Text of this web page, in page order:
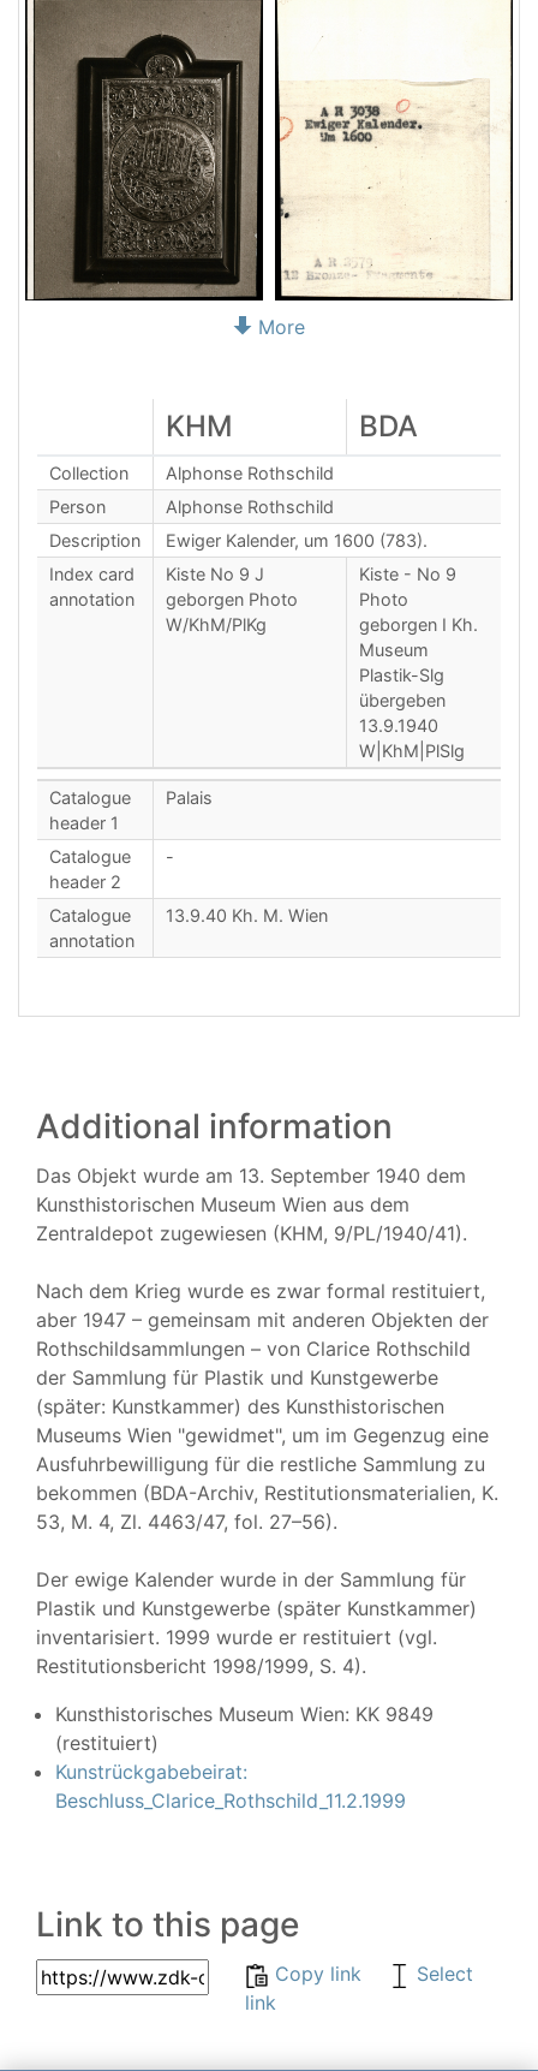
More
KHM BDA
Collection
Alphonse Rothschild
Person
Alphonse Rothschild
Description
Ewiger Kalender, um 1600 (783).
Index card
annotation
Kiste No 9 J
geborgen Photo
W/KhM/PlKg
Kiste - No 9
Photo
geborgen I Kh.
Museum
Plastik-Slg
übergeben
13.9.1940
W|KhM|PlSlg
Catalogue
header 1
Palais
Catalogue
header 2
-
Catalogue
annotation
13.9.40 Kh. M. Wien
Additional information
Das Objekt wurde am 13. September 1940 dem
Kunsthistorischen Museum Wien aus dem
Zentraldepot zugewiesen (KHM, 9/PL/1940/41).
Nach dem Krieg wurde es zwar formal restituiert,
aber 1947 – gemeinsam mit anderen Objekten der
Rothschildsammlungen – von Clarice Rothschild
der Sammlung für Plastik und Kunstgewerbe
(später: Kunstkammer) des Kunsthistorischen
Museums Wien "gewidmet", um im Gegenzug eine
Ausfuhrbewilligung für die restliche Sammlung zu
bekommen (BDA-Archiv, Restitutionsmaterialien, K.
53, M. 4, Zl. 4463/47, fol. 27–56).
Der ewige Kalender wurde in der Sammlung für
Plastik und Kunstgewerbe (später Kunstkammer)
inventarisiert. 1999 wurde er restituiert (vgl.
Restitutionsbericht 1998/1999, S. 4).
Kunsthistorisches Museum Wien: KK 9849
(restituiert)
Kunstrückgabebeirat:
Beschluss_Clarice_Rothschild_11.2.1999
Link to this page
Copy link
Select
link